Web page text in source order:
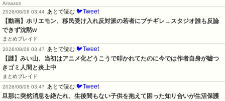
Amazon
2026/08/08 03:44 あとで読む 🐦Tweet
【動画】ホリエモン、移民受け入れ反対派の若者にブチギレ→スタジオ誰も反論
できず沈黙w
まとめブレイド
2026/08/08 03:47
あとで読む 🐦Tweet
【謎】みい山、当初はアニメ化どうこうで叩かれてたのに今では作者自身が嘘つ
きゴミ人間と炎上中
まとめブレイド
2026/08/08 03:47
あとで読む 🐦Tweet
旦那に突然消息を絶たれ、生後間もない子供を抱えて困った知り合いが生活保護